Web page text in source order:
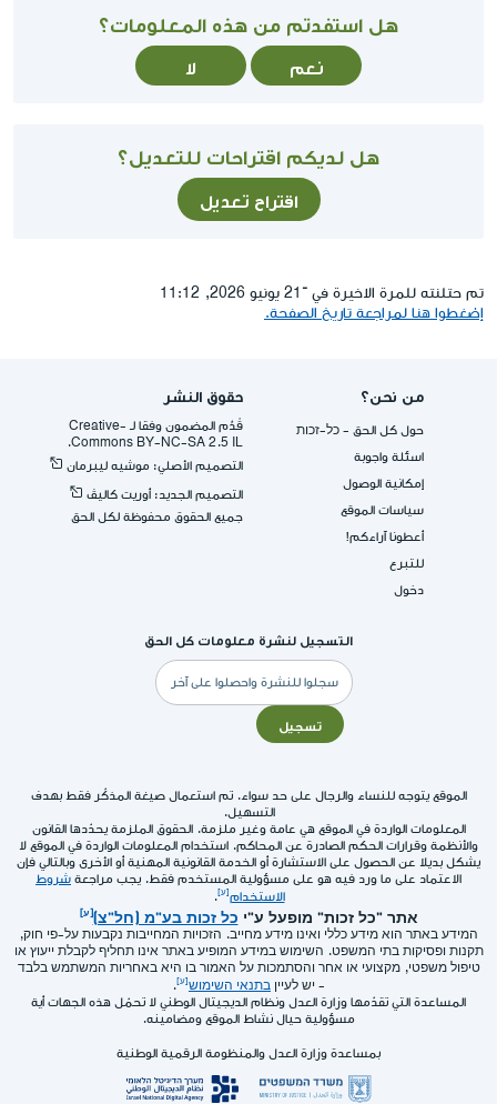
هل استفدتم من هذه المعلومات؟
نعم لا
هل لديكم اقتراحات للتعديل؟
اقتراح تعديل
تم حتلنته للمرة الاخيرة في ־21 يونيو 2026, 11:12
إضغطوا هنا لمراجعة تاريخ الصفحة.
من نحن؟
حول كل الحق - כל-זכות
اسئلة واجوبة
إمكانية الوصول
سياسات الموقع
أعطونا آراءكم!
للتبرع
دخول
حقوق النشر
قُدِّم المضمون وفقا لـ -Creative
Commons BY-NC-SA 2.5 IL.
التصميم الأصلي: موشيه ليبرمان
التصميم الجديد: أوريت كاليڤ
جميع الحقوق محفوظة لكل الحق
التسجيل لنشرة معلومات كل الحق
البريد
الإلكتروني
تسجيل
الموقع يتوجه للنساء والرجال على حد سواء. تم استعمال صيغة المذكّر فقط بهدف
التسهيل.
المعلومات الواردة في الموقع هي عامة وغير ملزمة. الحقوق الملزمة يحدّدها القانون
والأنظمة وقرارات الحكم الصادرة عن المحاكم. استخدام المعلومات الواردة في الموقع لا
يشكل بديلا عن الحصول على الاستشارة أو الخدمة القانونية المهنية أو الأخرى وبالتالي فإن
الاعتماد على ما ورد فيه هو على مسؤولية المستخدم فقط. يجب مراجعة شروط
الاستخدام
.
אתר "כל זכות" מופעל ע"י כל זכות בע"מ (חל"צ)
המידע באתר הוא מידע כללי ואינו מידע מחייב. הזכויות המחייבות נקבעות על-פי חוק,
תקנות ופסיקות בתי המשפט. השימוש במידע המופיע באתר אינו תחליף לקבלת ייעוץ או
טיפול משפטי, מקצועי או אחר והסתמכות על האמור בו היא באחריות המשתמש בלבד
- יש לעיין בתנאי השימוש
.
المساعدة التي تقدّمها وزارة العدل ونظام الديجيتال الوطني لا تحمّل هذه الجهات أية
مسؤولية حيال نشاط الموقع ومضامينه.
بمساعدة وزارة العدل والمنظومة الرقمية الوطنية